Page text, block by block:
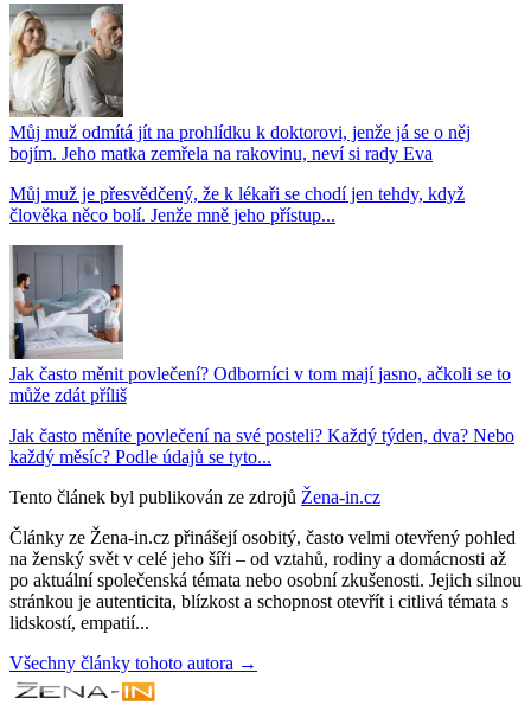
Můj muž odmítá jít na prohlídku k doktorovi, jenže já se o něj
bojím. Jeho matka zemřela na rakovinu, neví si rady Eva
Můj muž je přesvědčený, že k lékaři se chodí jen tehdy, když
člověka něco bolí. Jenže mně jeho přístup...
Jak často měnit povlečení? Odborníci v tom mají jasno, ačkoli se to
může zdát příliš
Jak často měníte povlečení na své posteli? Každý týden, dva? Nebo
každý měsíc? Podle údajů se tyto...
Tento článek byl publikován ze zdrojů Žena-in.cz
Články ze Žena-in.cz přinášejí osobitý, často velmi otevřený pohled
na ženský svět v celé jeho šíři – od vztahů, rodiny a domácnosti až
po aktuální společenská témata nebo osobní zkušenosti. Jejich silnou
stránkou je autenticita, blízkost a schopnost otevřít i citlivá témata s
lidskostí, empatií...
Všechny články tohoto autora →